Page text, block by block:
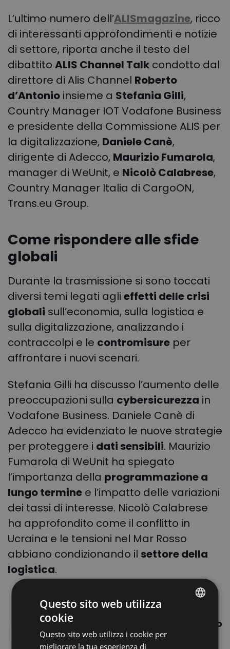
L’ultimo numero dell’ALISmagazine, ricco
di interessanti approfondimenti e notizie
di settore, riporta anche il testo del
dibattito ALIS Channel Talk condotto dal
direttore di Alis Channel Roberto
d’Antonio insieme a Stefania Gilli,
Country Manager IOT Vodafone Business
e presidente della Commissione ALIS per
la digitalizzazione, Daniele Canè,
dirigente di Adecco, Maurizio Fumarola,
manager di WeUnit, e Nicolò Calabrese,
Country Manager Italia di CargoON,
Trans.eu Group.
Come rispondere alle sfide
globali
Durante la trasmissione si sono toccati
diversi temi legati agli effetti delle crisi
globali sull’economia, sulla logistica e
sulla digitalizzazione, analizzando i
contraccolpi e le contromisure per
affrontare i nuovi scenari.
Stefania Gilli ha discusso l’aumento delle
preoccupazioni sulla cybersicurezza in
Vodafone Business. Daniele Canè di
Adecco ha evidenziato le nuove strategie
per proteggere i dati sensibili. Maurizio
Fumarola di WeUnit ha spiegato
l’importanza della programmazione a
lungo termine e l’impatto delle variazioni
dei tassi di interesse. Nicolò Calabrese
ha approfondito come il conflitto in
Ucraina e le tensioni nel Mar Rosso
abbiano condizionando il settore della
logistica.
Tali cambiamenti
geopolitici - ha proseguito
Nicolò Calabrese - hanno
Questo sito web utilizza
cookie
Questo sito web utilizza i cookie per
migliorare la tua esperienza di